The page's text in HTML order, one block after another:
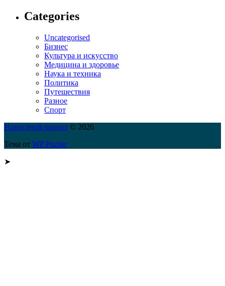
Categories
Uncategorised
Бизнес
Культура и искусство
Медицина и здоровье
Наука и техника
Политика
Путешествия
Разное
Спорт
Новостной портал © 2026
Тема от WP Puzzle
➤